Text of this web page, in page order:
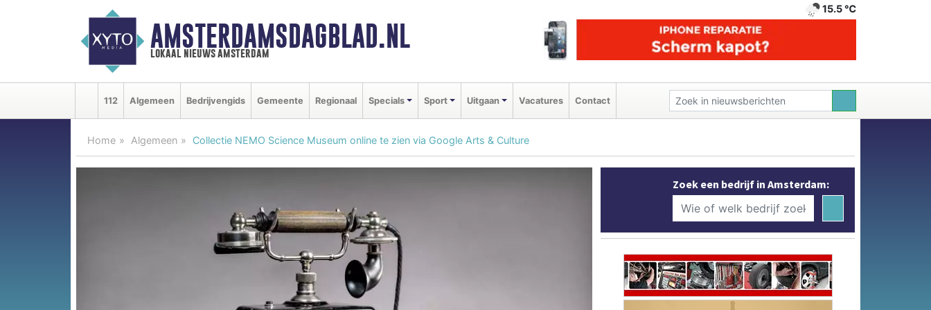
AMSTERDAMSDAGBLAD.NL
lokaal nieuws amsterdam
15.5 ℃
112 Algemeen Bedrijvengids Gemeente Regionaal Specials Sport Uitgaan Vacatures Contact
Home Algemeen Collectie NEMO Science Museum online te zien via Google Arts & Culture
Zoek een bedrijf in Amsterdam: